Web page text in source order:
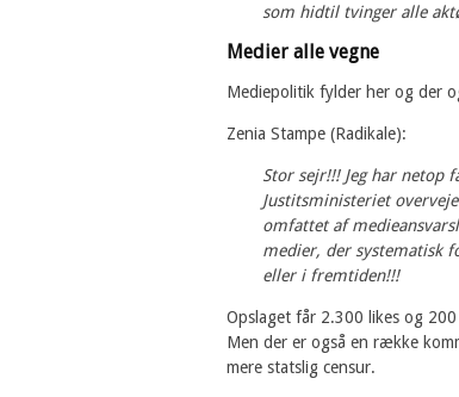
som hidtil tvinger alle
Medier alle vegne
Mediepolitik fylder her og der
Zenia Stampe (Radikale):
Stor sejr!!! Jeg har netop
Justitsministeriet
omfattet af
medier, der systematisk
eller i fremtiden!!!
Opslaget får 2.300 likes og
Men der er også en række
mere statslig censur.